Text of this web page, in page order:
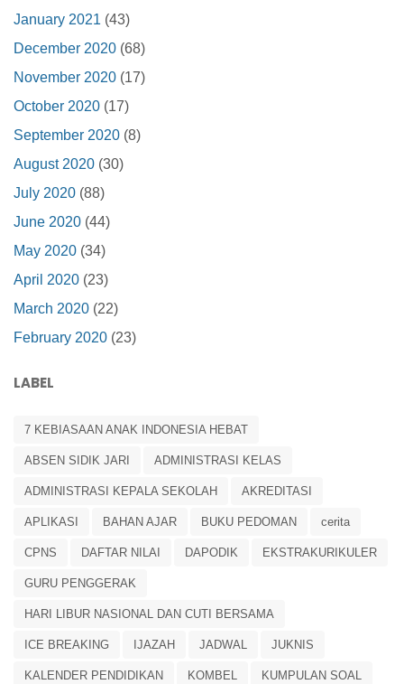
January 2021 (43)
December 2020 (68)
November 2020 (17)
October 2020 (17)
September 2020 (8)
August 2020 (30)
July 2020 (88)
June 2020 (44)
May 2020 (34)
April 2020 (23)
March 2020 (22)
February 2020 (23)
LABEL
7 KEBIASAAN ANAK INDONESIA HEBAT
ABSEN SIDIK JARI ADMINISTRASI KELAS
ADMINISTRASI KEPALA SEKOLAH AKREDITASI
APLIKASI BAHAN AJAR BUKU PEDOMAN cerita
CPNS DAFTAR NILAI DAPODIK EKSTRAKURIKULER
GURU PENGGERAK
HARI LIBUR NASIONAL DAN CUTI BERSAMA
ICE BREAKING IJAZAH JADWAL JUKNIS
KALENDER PENDIDIKAN KOMBEL KUMPULAN SOAL